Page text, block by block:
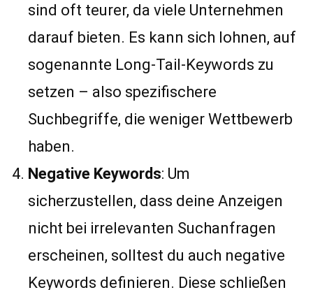
sind oft teurer, da viele Unternehmen
darauf bieten. Es kann sich lohnen, auf
sogenannte Long-Tail-Keywords zu
setzen – also spezifischere
Suchbegriffe, die weniger Wettbewerb
haben.
Negative Keywords: Um
sicherzustellen, dass deine Anzeigen
nicht bei irrelevanten Suchanfragen
erscheinen, solltest du auch negative
Keywords definieren. Diese schließen